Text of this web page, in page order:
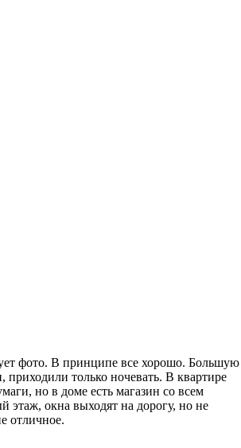
фото. В принципе все хорошо. Большую
приходили только ночевать. В квартире
но в доме есть магазин со всем
этаж, окна выходят на дорогу, но не
отличное.